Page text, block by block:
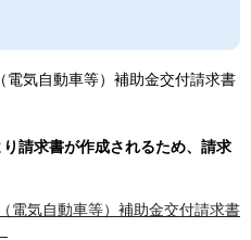
気自動車等）補助金交付請求書
請求書が作成されるため、請求
電気自動車等）補助金交付請求書